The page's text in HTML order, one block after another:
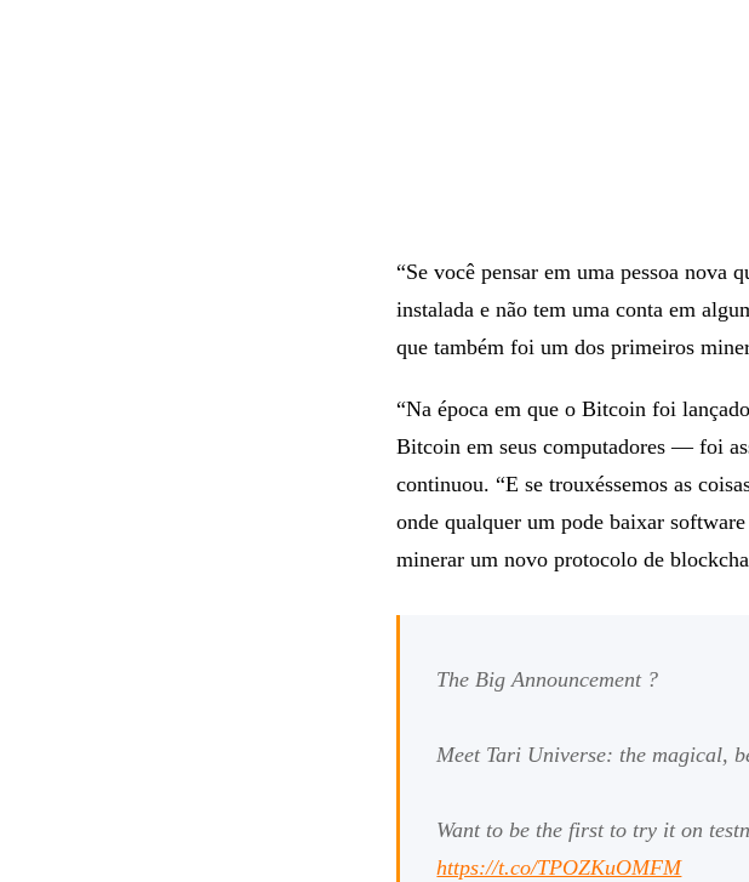
“Se você pensar em uma pessoa nova
instalada e não tem uma conta em
que também foi um dos primeiros
“Na época em que o Bitcoin foi
Bitcoin em seus computadores — foi
continuou. “E se trouxéssemos as
onde qualquer um pode baixar
minerar um novo protocolo de
The Big Announcement ?
Meet Tari Universe: the magical,
Want to be the first to try it on
https://t.co/TPOZKuOMFM